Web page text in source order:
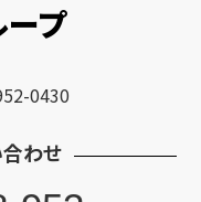
プ
0430
わせ